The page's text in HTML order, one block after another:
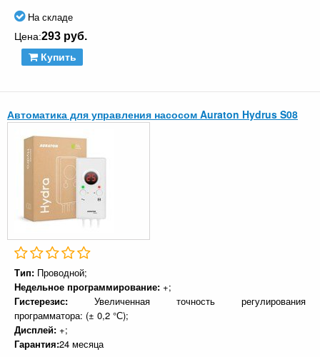
На складе
Цена:293 руб.
Купить
Автоматика для управления насосом Auraton Hydrus S08
Тип: Проводной;
Недельное программирование: +;
Гистерезис: Увеличенная точность регулирования
программатора: (± 0,2 °С);
Дисплей: +;
Гарантия:24 месяца